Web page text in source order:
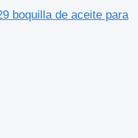
boquilla de aceite para